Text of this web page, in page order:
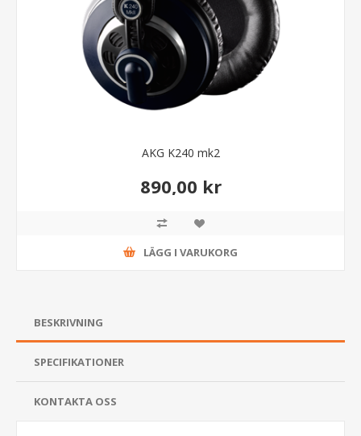
AKG K240 mk2
890,00 kr
LÄGG I VARUKORG
BESKRIVNING
SPECIFIKATIONER
KONTAKTA OSS